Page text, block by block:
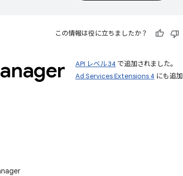
この情報は役に立ちましたか？
API レベル 34 で追加されました。
Ad Services Extensions 4 にも追加